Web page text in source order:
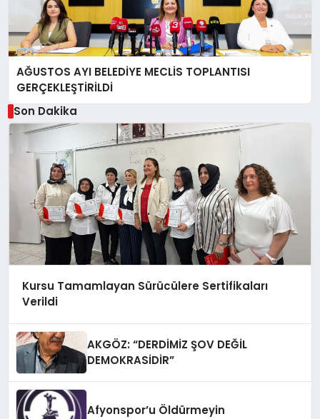
AĞUSTOS AYI BELEDİYE MECLİS TOPLANTISI
GERÇEKLEŞTİRİLDİ
Son Dakika
Kursu Tamamlayan Sürücülere Sertifikaları
Verildi
AKGÖZ: “DERDİMİZ ŞOV DEĞİL
DEMOKRASİDİR”
Afyonspor’u Öldürmeyin